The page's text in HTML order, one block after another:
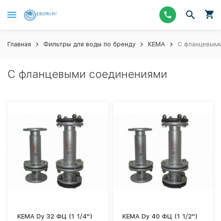
Главная Фильтры для воды по бренду КЕМА С
С фланцевыми соединениями
КЕМА Dy 32 ФЦ (1 1/4")
КЕМА Dy 40 ФЦ (1 1/2")